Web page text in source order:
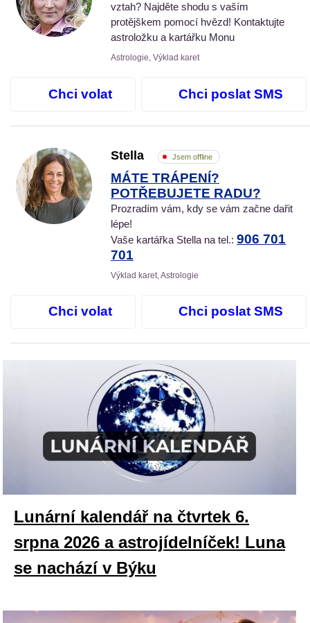
vztah? Najděte shodu s vaším
protějškem pomocí hvězd! Kontaktujte
astroložku a kartářku Monu
Astrologie, Výklad karet
Chci volat Chci poslat SMS
Stella Jsem offline
MÁTE TRÁPENÍ?
POTŘEBUJETE RADU?
Prozradím vám, kdy se vám začne dařit
lépe!
Vaše kartářka Stella na tel.: 906 701
701
Výklad karet, Astrologie
Chci volat Chci poslat SMS
Lunární kalendář na čtvrtek 6.
srpna 2026 a astrojídelníček! Luna
se nachází v Býku